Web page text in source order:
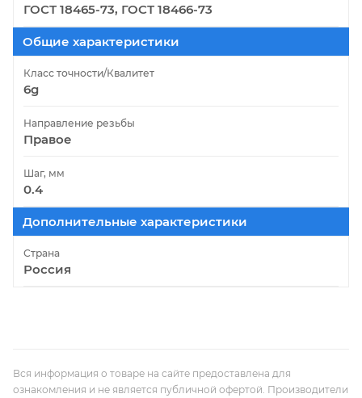
ГОСТ 18465-73, ГОСТ 18466-73
Общие характеристики
Класс точности/Квалитет
6g
Направление резьбы
Правое
Шаг, мм
0.4
Дополнительные характеристики
Страна
Россия
Вся информация о товаре на сайте предоставлена для
ознакомления и не является публичной офертой. Производители